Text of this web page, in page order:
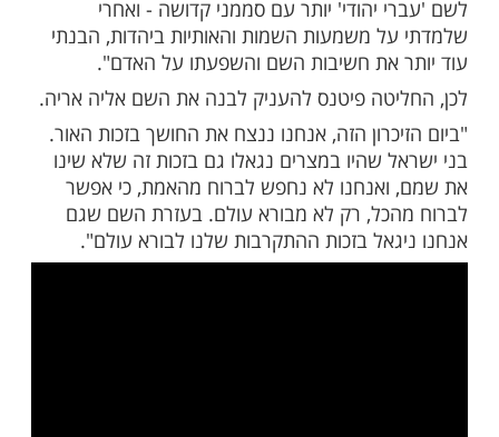
לפיטנס יש ילד בן 3 שקראה לו ליאו, אך עקב המצב
לשנות את שמו.
כשאנשים בעולם מסתירים את היהדות
שזה הזמן הנכון להתקרב ולהקשיב ללב
לשם יהודי שמרגיש לי נכון וקדוש עבורו.
ארוכה שאני רוצה לשנות את השם הזה